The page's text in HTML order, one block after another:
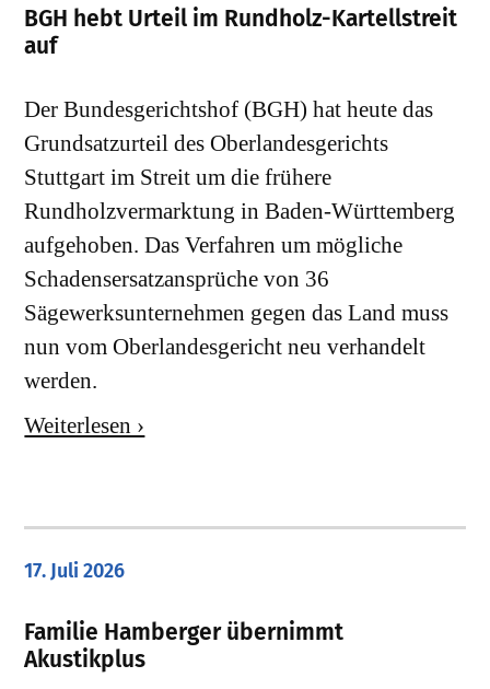
​BGH hebt Urteil im Rundholz-Kartellstreit
auf
Der Bundesgerichtshof (BGH) hat heute das
Grundsatzurteil des Oberlandesgerichts
Stuttgart im Streit um die frühere
Rundholzvermarktung in Baden-Württemberg
aufgehoben. Das Verfahren um mögliche
Schadensersatzansprüche von 36
Sägewerksunternehmen gegen das Land muss
nun vom Oberlandesgericht neu verhandelt
werden.
Weiterlesen ›
17. Juli 2026
Familie Hamberger übernimmt
Akustikplus